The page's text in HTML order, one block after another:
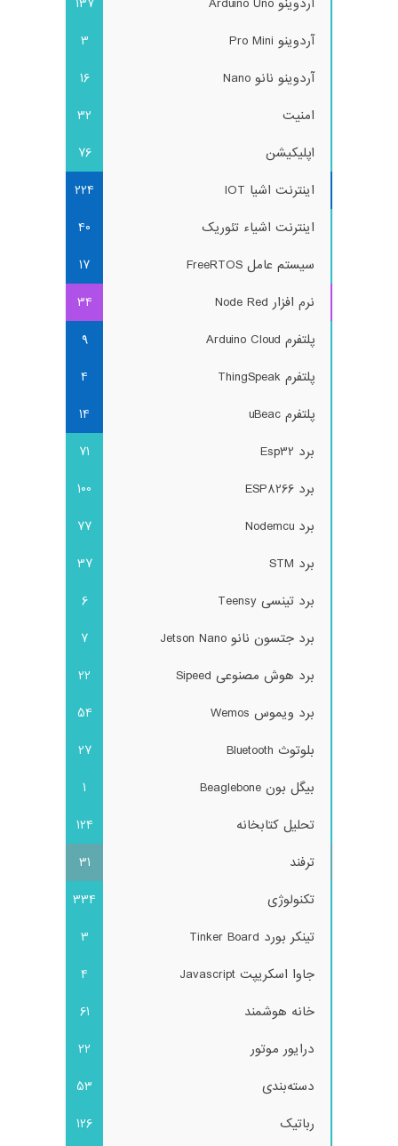
آردوینو Arduino Uno
137
آردوینو Pro Mini
3
آردوینو نانو Nano
16
امنیت
32
اپلیکیشن
76
اینترنت اشیا IOT
224
اینترنت اشیاء تئوریک
40
سیستم عامل FreeRTOS
17
نرم افزار Node Red
34
پلتفرم Arduino Cloud
9
پلتفرم ThingSpeak
4
پلتفرم uBeac
14
برد Esp32
71
برد ESP8266
100
برد Nodemcu
77
برد STM
37
برد تینسی Teensy
6
برد جتسون نانو Jetson Nano
7
برد هوش مصنوعی Sipeed
22
برد ویموس Wemos
54
بلوتوث Bluetooth
27
بیگل بون Beaglebone
1
تحلیل کتابخانه
124
ترفند
31
تکنولوژی
334
تینکر بورد Tinker Board
3
جاوا اسکریپت Javascript
4
خانه هوشمند
61
درایور موتور
22
دسته‌بندی
53
رباتیک
126